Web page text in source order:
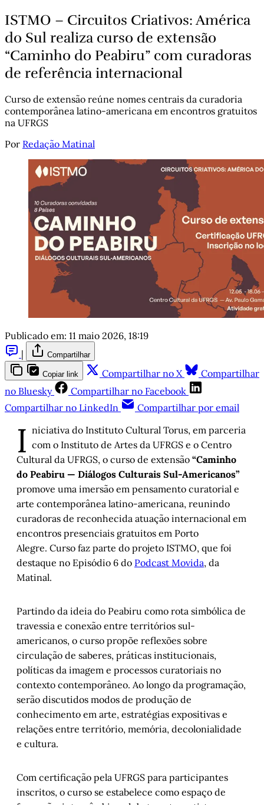
ISTMO – Circuitos Criativos: América
do Sul realiza curso de extensão
“Caminho do Peabiru” com curadoras
de referência internacional
Curso de extensão reúne nomes centrais da curadoria
contemporânea latino-americana em encontros gratuitos
na UFRGS
Por Redação Matinal
Publicado em: 11 maio 2026, 18:19
|
Compartilhar
Copiar link Compartilhar no X
Compartilhar
no Bluesky
Compartilhar no Facebook
Compartilhar no LinkedIn
Compartilhar por email
I niciativa do Instituto Cultural Torus, em parceria
com o Instituto de Artes da UFRGS e o Centro
Cultural da UFRGS, o curso de extensão “Caminho
do Peabiru — Diálogos Culturais Sul-Americanos”
promove uma imersão em pensamento curatorial e
arte contemporânea latino-americana, reunindo
curadoras de reconhecida atuação internacional em
encontros presenciais gratuitos em Porto
Alegre. Curso faz parte do projeto ISTMO, que foi
destaque no Episódio 6 do Podcast Movida, da
Matinal.
Partindo da ideia do Peabiru como rota simbólica de
travessia e conexão entre territórios sul-
americanos, o curso propõe reflexões sobre
circulação de saberes, práticas institucionais,
políticas da imagem e processos curatoriais no
contexto contemporâneo. Ao longo da programação,
serão discutidos modos de produção de
conhecimento em arte, estratégias expositivas e
relações entre território, memória, decolonialidade
e cultura.
Com certificação pela UFRGS para participantes
inscritos, o curso se estabelece como espaço de